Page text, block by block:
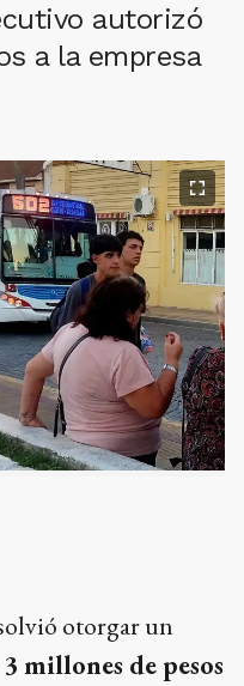
autorizó
a la empresa
otorgar un
millones de pesos